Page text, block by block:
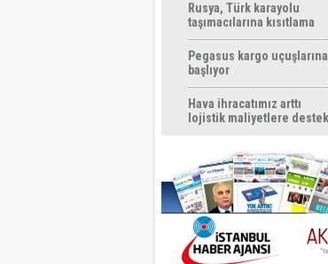
Rusya, Türk karayolu
taşımacılarına kısıtlama
getirebilir
Pegasus kargo uçuşlarına
başlıyor
Hava ihracatımız arttı
lojistik maliyetlere destek